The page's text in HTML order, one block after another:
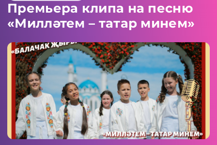
Премьера клипа на песню
«Милләтем – татар минем»